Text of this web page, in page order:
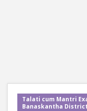
Talati cum Mantri
Banaskantha District